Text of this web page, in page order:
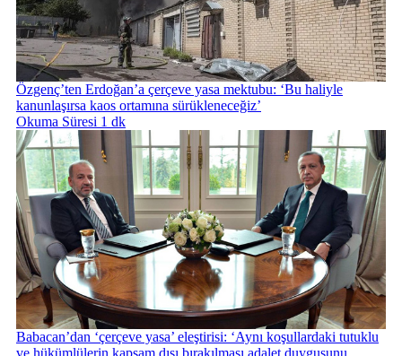
Özgenç’ten Erdoğan’a çerçeve yasa mektubu: ‘Bu haliyle
kanunlaşırsa kaos ortamına sürükleneceğiz’
Okuma Süresi 1 dk
Babacan’dan ‘çerçeve yasa’ eleştirisi: ‘Aynı koşullardaki tutuklu
ve hükümlülerin kapsam dışı bırakılması adalet duygusunu